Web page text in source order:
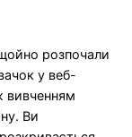
розпочали
у веб-
вивченням
Ви